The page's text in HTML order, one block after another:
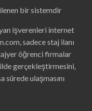
bir sistemdir
işverenleri internet
sadece staj ilanı
öğrenci firmalar
gerçekleştirmesini,
sürede ulaşmasını